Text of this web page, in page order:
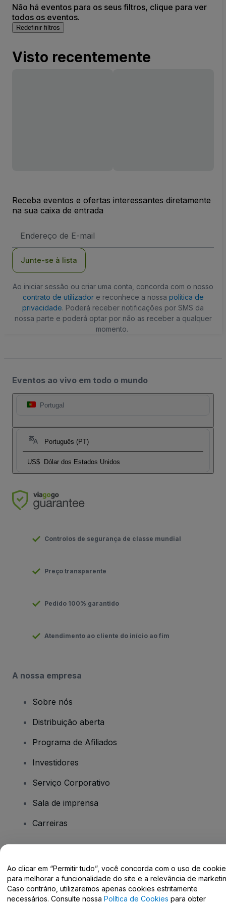
Não há eventos para os seus filtros, clique para ver
todos os eventos.
Redefinir filtros
Visto recentemente
Receba eventos e ofertas interessantes diretamente
na sua caixa de entrada
de
Junte-se à lista
Ao iniciar sessão ou criar uma conta, concorda com o nosso
contrato de utilizadore reconhece a nossa política de
privacidade. Poderá receber notificações por SMS da
nossa parte e poderá optar por não as receber a qualquer
momento.
Eventos ao vivo em todo o mundo
Portugal
Português (PT)
US$ Dólar dos Estados Unidos
Controlos de segurança de classe mundial
Preço transparente
Pedido 100% garantido
Atendimento ao cliente do início ao fim
A nossa empresa
Sobre nós
Distribuição aberta
Programa de Afiliados
Investidores
Serviço Corporativo
Sala de imprensa
Carreiras
Centro de Ajuda / Fale Conosco
Ao clicar em “Permitir tudo”, você concorda com o uso de
para melhorar a funcionalidade do site e a relevância de
Caso contrário, utilizaremos apenas cookies estritamente
necessários. Consulte nossa Política de Cookies para obter